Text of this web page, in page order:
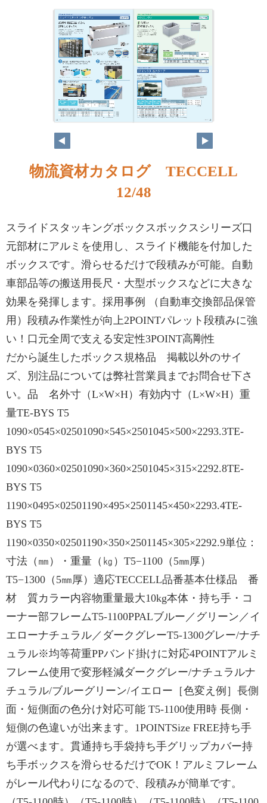
物流資材カタログ TECCELL
12/48
スライドスタッキングボックスボックスシリーズ口
元部材にアルミを使用し、スライド機能を付加した
ボックスです。滑らせるだけで段積みが可能。自動
車部品等の搬送用長尺・大型ボックスなどに大きな
効果を発揮します。採用事例 （自動車交換部品保管
用）段積み作業性が向上2POINTパレット段積みに強
い！口元全周で支える安定性3POINT高剛性
だから誕生したボックス規格品 掲載以外のサイ
ズ、別注品については弊社営業員までお問合せ下さ
い。品 名外寸（L×W×H）有効内寸（L×W×H）重
量TE-BYS T5
1090×0545×02501090×545×2501045×500×2293.3TE-
BYS T5
1090×0360×02501090×360×2501045×315×2292.8TE-
BYS T5
1190×0495×02501190×495×2501145×450×2293.4TE-
BYS T5
1190×0350×02501190×350×2501145×305×2292.9単位：
寸法（㎜）・重量（㎏）T5−1100（5㎜厚）
T5−1300（5㎜厚）適応TECCELL品番基本仕様品 番
材 質カラー内容物重量最大10kg本体・持ち手・コ
ーナー部フレームT5-1100PPALブルー／グリーン／イ
エローナチュラル／ダークグレーT5-1300グレー/ナチ
ュラル※均等荷重PPバンド掛けに対応4POINTアルミ
フレーム使用で変形軽減ダークグレー/ナチュラルナ
チュラル/ブルーグリーン/イエロー［色変え例］長側
面・短側面の色分け対応可能 T5-1100使用時 長側・
短側の色違いが出来ます。1POINTSize FREE持ち手
が選べます。貫通持ち手袋持ち手グリップカバー持
ち手ボックスを滑らせるだけでOK！アルミフレーム
がレール代わりになるので、段積みが簡単です。